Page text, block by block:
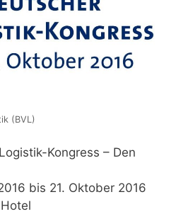
(BVL)
Kongress – Den
bis 21. Oktober 2016